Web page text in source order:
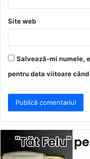
Site web
Salvează-mi numele,
pentru data viitoare când